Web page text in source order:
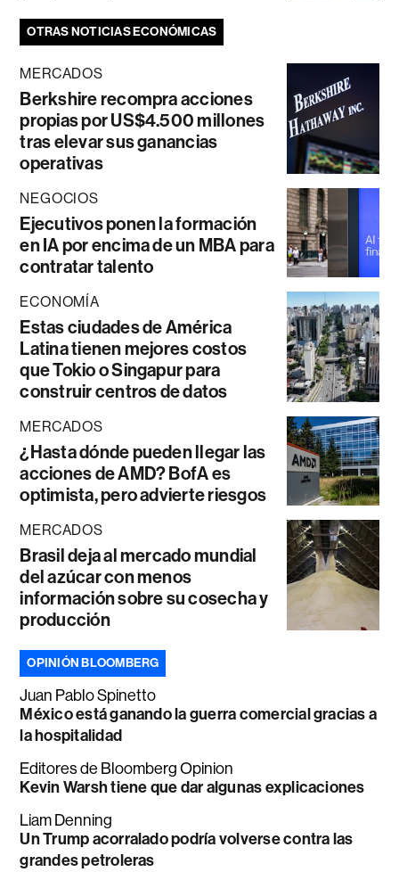
OTRAS NOTICIAS ECONÓMICAS
MERCADOS
Berkshire recompra acciones
propias por US$4.500 millones
tras elevar sus ganancias
operativas
NEGOCIOS
Ejecutivos ponen la formación
en IA por encima de un MBA para
contratar talento
ECONOMÍA
Estas ciudades de América
Latina tienen mejores costos
que Tokio o Singapur para
construir centros de datos
MERCADOS
¿Hasta dónde pueden llegar las
acciones de AMD? BofA es
optimista, pero advierte riesgos
MERCADOS
Brasil deja al mercado mundial
del azúcar con menos
información sobre su cosecha y
producción
OPINIÓN BLOOMBERG
Juan Pablo Spinetto
México está ganando la guerra comercial gracias a
la hospitalidad
Editores de Bloomberg Opinion
Kevin Warsh tiene que dar algunas explicaciones
Liam Denning
Un Trump acorralado podría volverse contra las
grandes petroleras